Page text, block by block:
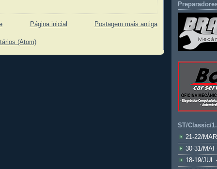
Postagem mais antiga
Página inicial
(Atom)
ST/Classic/
21-22/
30-31/MAI
18-19/JUL